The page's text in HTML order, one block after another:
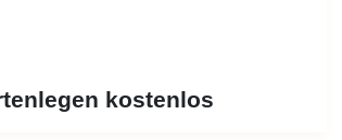
kostenlos